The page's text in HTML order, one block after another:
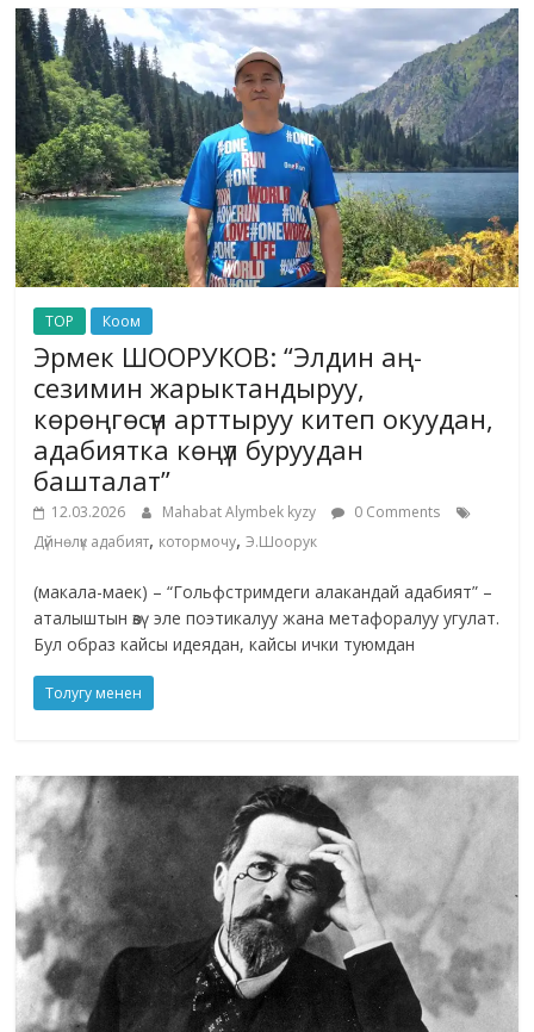
TOP Коом
Эрмек ШООРУКОВ: “Элдин аң-
сезимин жарыктандыруу,
көрөңгөсүн арттыруу китеп окуудан,
адабиятка көңүл буруудан
башталат”
12.03.2026 Mahabat Alymbek kyzy
0 Comments
Дүйнөлүк адабият, котормочу,Э.Шоорук
(макала-маек) – “Гольфстримдеги алакандай адабият” –
аталыштын өзү эле поэтикалуу жана метафоралуу угулат.
Бул образ кайсы идеядан, кайсы ички туюмдан
Толугу менен